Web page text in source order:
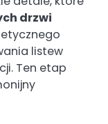
drzwi
listew
Ten etap